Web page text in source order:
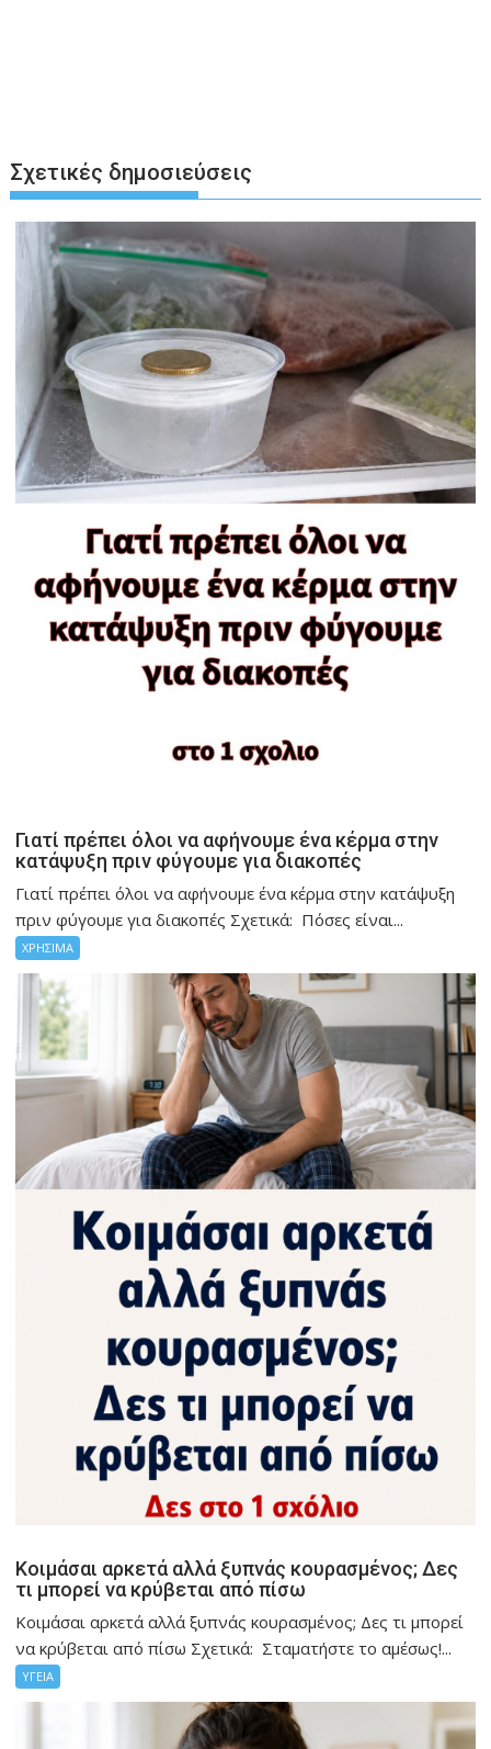
Σχετικές δημοσιεύσεις
Γιατί πρέπει όλοι να αφήνουμε ένα κέρμα στην
κατάψυξη πριν φύγουμε για διακοπές
Γιατί πρέπει όλοι να αφήνουμε ένα κέρμα στην κατάψυξη
πριν φύγουμε για διακοπές Σχετικά: Πόσες είναι...
ΧΡΗΣΙΜΑ
Κοιμάσαι αρκετά αλλά ξυπνάς κουρασμένος; Δες
τι μπορεί να κρύβεται από πίσω
Κοιμάσαι αρκετά αλλά ξυπνάς κουρασμένος; Δες τι μπορεί
να κρύβεται από πίσω Σχετικά: Σταματήστε το αμέσως!...
ΥΓΕΙΑ